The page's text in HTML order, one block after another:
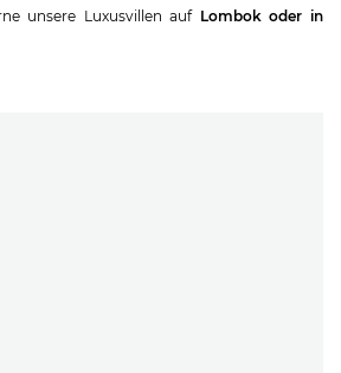
unsere Luxusvillen auf Lombok oder in